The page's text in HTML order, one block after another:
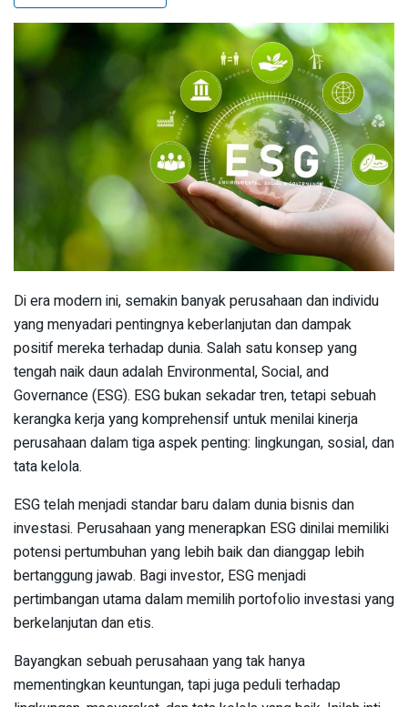
Di era modern ini, semakin banyak perusahaan dan individu
yang menyadari pentingnya keberlanjutan dan dampak
positif mereka terhadap dunia. Salah satu konsep yang
tengah naik daun adalah Environmental, Social, and
Governance (ESG). ESG bukan sekadar tren, tetapi sebuah
kerangka kerja yang komprehensif untuk menilai kinerja
perusahaan dalam tiga aspek penting: lingkungan, sosial, dan
tata kelola.
ESG telah menjadi standar baru dalam dunia bisnis dan
investasi. Perusahaan yang menerapkan ESG dinilai memiliki
potensi pertumbuhan yang lebih baik dan dianggap lebih
bertanggung jawab. Bagi investor, ESG menjadi
pertimbangan utama dalam memilih portofolio investasi yang
berkelanjutan dan etis.
Bayangkan sebuah perusahaan yang tak hanya
mementingkan keuntungan, tapi juga peduli terhadap